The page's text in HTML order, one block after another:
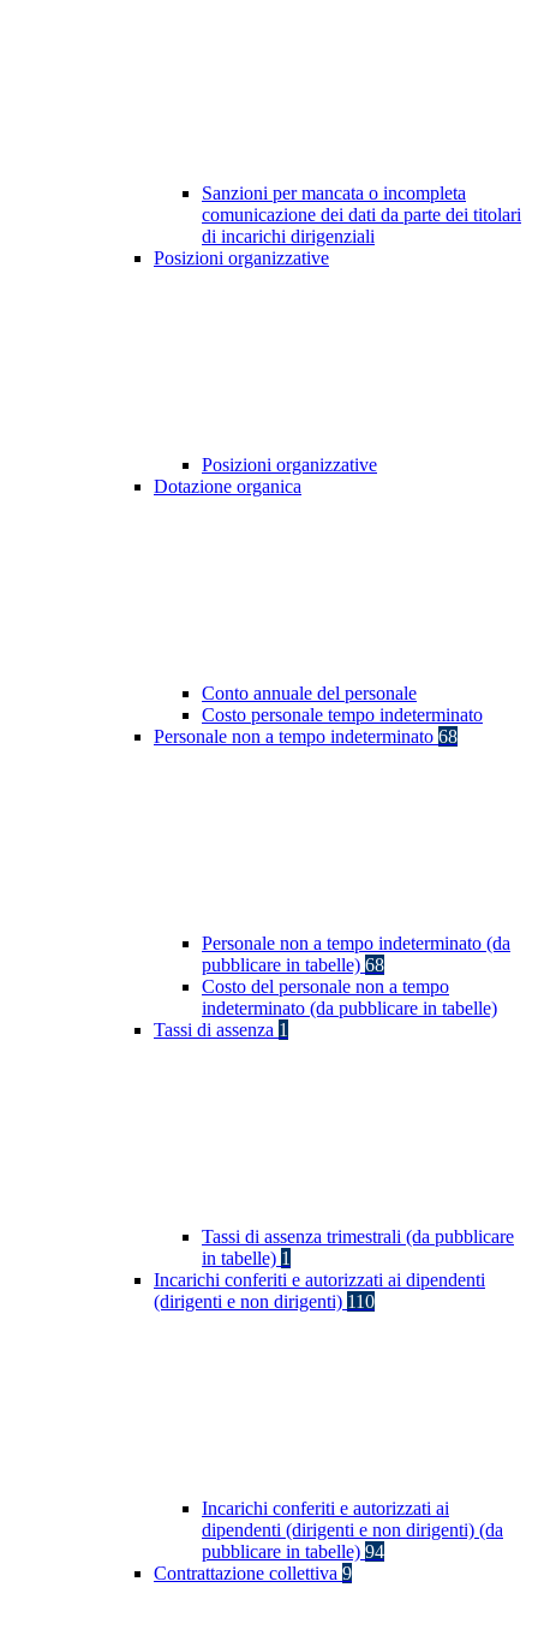
Sanzioni per mancata o incompleta
comunicazione dei dati da parte dei titolari
di incarichi dirigenziali
Posizioni organizzative
Posizioni organizzative
Dotazione organica
Conto annuale del personale
Costo personale tempo indeterminato
Personale non a tempo indeterminato 68
Personale non a tempo indeterminato (da
pubblicare in tabelle) 68
Costo del personale non a tempo
indeterminato (da pubblicare in tabelle)
Tassi di assenza 1
Tassi di assenza trimestrali (da pubblicare
in tabelle) 1
Incarichi conferiti e autorizzati ai dipendenti
(dirigenti e non dirigenti) 110
Incarichi conferiti e autorizzati ai
dipendenti (dirigenti e non dirigenti) (da
pubblicare in tabelle) 94
Contrattazione collettiva 9